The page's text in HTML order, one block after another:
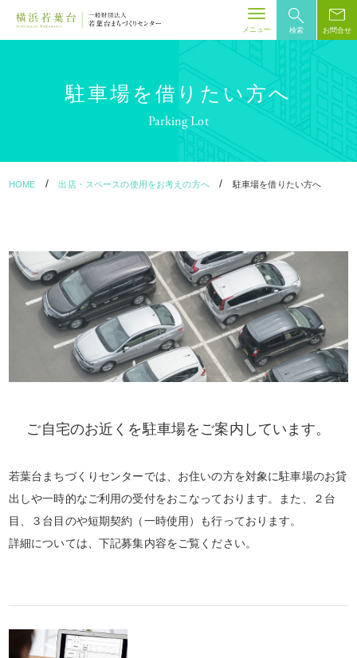
メニュー 検索 お問合せ
駐車場を借りたい方へ
Parking Lot
HOME /出店・スペースの使用をお考えの方へ/ 駐車場を借りたい方へ
ご自宅のお近くを駐車場をご案内しています。
若葉台まちづくりセンターでは、お住いの方を対象に駐車場のお貸
出しや一時的なご利用の受付をおこなっております。また、２台
目、３台目のや短期契約（一時使用）も行っております。
詳細については、下記募集内容をご覧ください。